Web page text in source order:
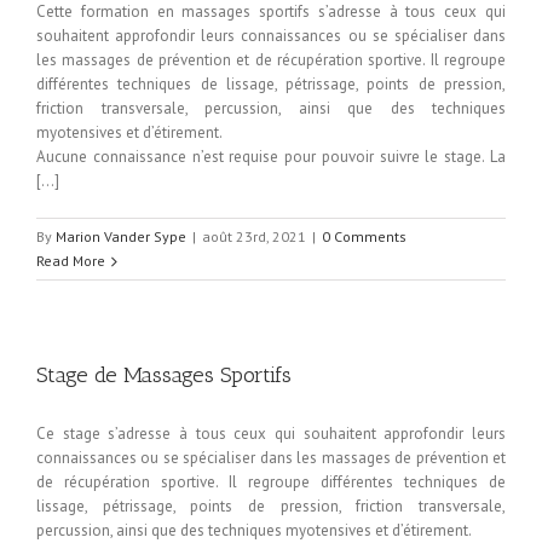
Cette formation en massages sportifs s’adresse à tous ceux qui
souhaitent approfondir leurs connaissances ou se spécialiser dans
les massages de prévention et de récupération sportive. Il regroupe
différentes techniques de lissage, pétrissage, points de pression,
friction transversale, percussion, ainsi que des techniques
myotensives et d’étirement.
Aucune connaissance n’est requise pour pouvoir suivre le stage. La
[…]
By Marion Vander Sype | août 23rd, 2021 | 0 Comments
Read More
Stage de Massages Sportifs
Ce stage s’adresse à tous ceux qui souhaitent approfondir leurs
connaissances ou se spécialiser dans les massages de prévention et
de récupération sportive. Il regroupe différentes techniques de
lissage, pétrissage, points de pression, friction transversale,
percussion, ainsi que des techniques myotensives et d’étirement.